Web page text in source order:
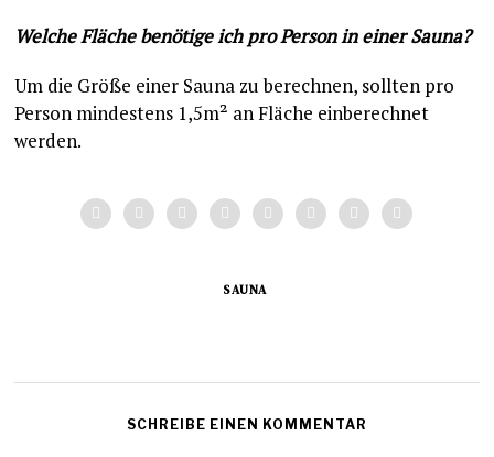
Welche Fläche benötige ich pro Person in einer Sauna?
Um die Größe einer Sauna zu berechnen, sollten pro
Person mindestens 1,5m² an Fläche einberechnet
werden.
SAUNA
SCHREIBE EINEN KOMMENTAR